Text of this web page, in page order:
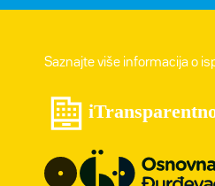
Saznajte više informacija o